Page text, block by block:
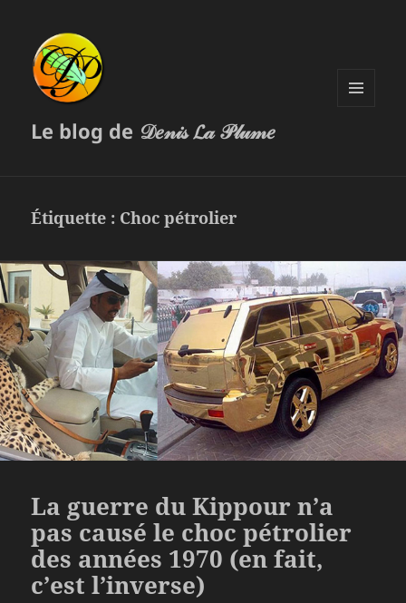
Le blog de 𝒟𝑒𝓃𝒾𝓈 𝓛𝒶 𝒫𝓁𝓊𝓂𝑒
Étiquette : Choc pétrolier
La guerre du Kippour n’a
pas causé le choc pétrolier
des années 1970 (en fait,
c’est l’inverse)